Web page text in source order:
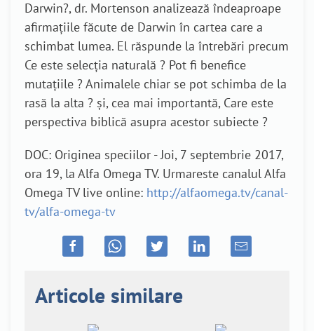
Darwin?, dr. Mortenson analizează îndeaproape
afirmațiile făcute de Darwin în cartea care a
schimbat lumea. El răspunde la întrebări precum
Ce este selecția naturală ? Pot fi benefice
mutațiile ? Animalele chiar se pot schimba de la
rasă la alta ? și, cea mai importantă, Care este
perspectiva biblică asupra acestor subiecte ?
DOC: Originea speciilor - Joi, 7 septembrie 2017,
ora 19, la Alfa Omega TV. Urmareste canalul Alfa
Omega TV live online: http://alfaomega.tv/canal-
tv/alfa-omega-tv
Articole similare